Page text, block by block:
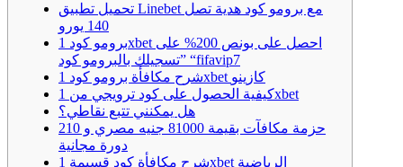
تحميل تطبيق Linebet مع برومو كود هدية تصل
140 يورو
برومو كود 1xbet احصل على بونص 200% على
تسجيلك بالبرومو كود” “fifavip7
شرح مكافأة برومو كود 1xbet كازينو
كيفية الحصول على كود ترويجي من 1xbet
هل يمكنني تتبع نقاطي؟
حزمة مكافآت بقيمة 81000 جنيه مصري و 210
دورة مجانية
شرح مكافأة كود قسيمة 1xbet الرياضية